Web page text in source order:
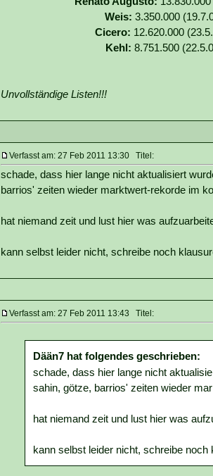
Weis: 3.350.000
Cicero: 12.620.000
Kehl:8.751.500
Unvollständige Listen!!!
Verfasst am: 27 Feb 2011 13:30 Titel:
schade, dass hier lange nicht aktualisiert
barrios' zeiten wieder marktwert-rekorde im
hat niemand zeit und lust hier was
kann selbst leider nicht, schreibe noch
Verfasst am: 27 Feb 2011 13:43 Titel:
Dään7 hat folgendes geschrieben:
schade, dass hier lange nicht
sahin, götze, barrios' zeiten wieder
hat niemand zeit und lust hier was
kann selbst leider nicht, schreibe noch